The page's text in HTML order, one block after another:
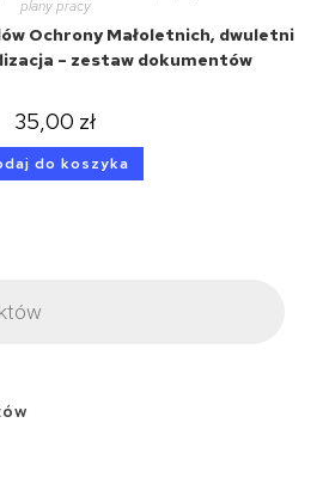
plany pracy
Ochrony Małoletnich, dwuletni
– zestaw dokumentów
35,00 zł
do koszyka